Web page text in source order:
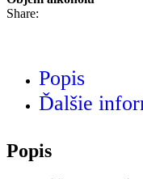
Share:
Popis
Ďalšie
Popis